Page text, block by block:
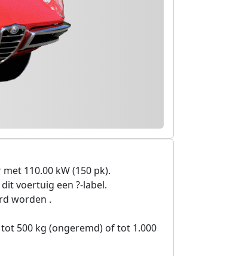
110.00 kW (150 pk).
voertuig een ?-label.
worden .
500 kg (ongeremd) of tot 1.000